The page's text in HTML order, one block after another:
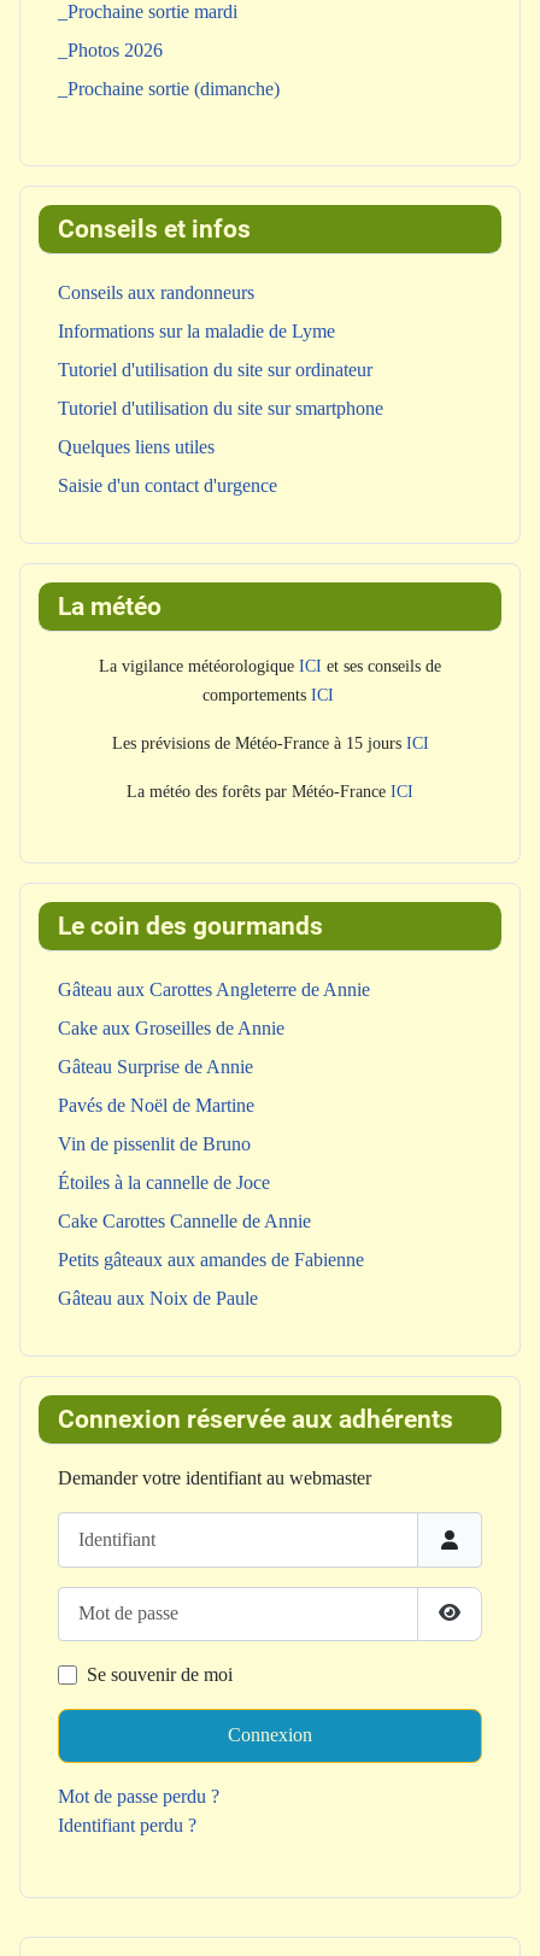
_Prochaine sortie mardi
_Photos 2026
_Prochaine sortie (dimanche)
Conseils et infos
Conseils aux randonneurs
Informations sur la maladie de Lyme
Tutoriel d'utilisation du site sur ordinateur
Tutoriel d'utilisation du site sur smartphone
Quelques liens utiles
Saisie d'un contact d'urgence
La météo
La vigilance météorologique ICI et ses conseils de
comportements ICI
Les prévisions de Météo-France à 15 jours ICI
La météo des forêts par Météo-France ICI
Le coin des gourmands
Gâteau aux Carottes Angleterre de Annie
Cake aux Groseilles de Annie
Gâteau Surprise de Annie
Pavés de Noël de Martine
Vin de pissenlit de Bruno
Étoiles à la cannelle de Joce
Cake Carottes Cannelle de Annie
Petits gâteaux aux amandes de Fabienne
Gâteau aux Noix de Paule
Connexion réservée aux adhérents
Demander votre identifiant au webmaster
Afficher le
Se souvenir de moi
Connexion
Mot de passe perdu ?
Identifiant perdu ?